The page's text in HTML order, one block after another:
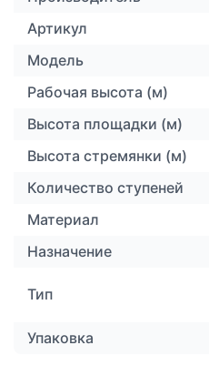
Артикул
Модель
Рабочая высота (м)
Высота площадки (м)
Высота стремянки (м)
Количество ступеней
Материал
Назначение
Тип
Упаковка